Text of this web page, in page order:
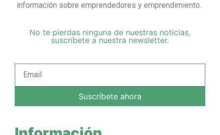
información sobre emprendedores y emprendimiento.
No te pierdas ninguna de nuestras noticias,
suscríbete a nuestra newsletter.
Suscríbete ahora